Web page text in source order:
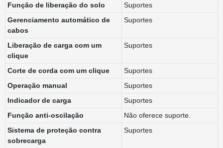
Função de liberação do solo
Suportes
Gerenciamento automático de
cabos
Suportes
Liberação de carga com um
clique
Suportes
Corte de corda com um clique
Suportes
Operação manual
Suportes
Indicador de carga
Suportes
Função anti-oscilação
Não oferece suporte.
Sistema de proteção contra
sobrecarga
Suportes